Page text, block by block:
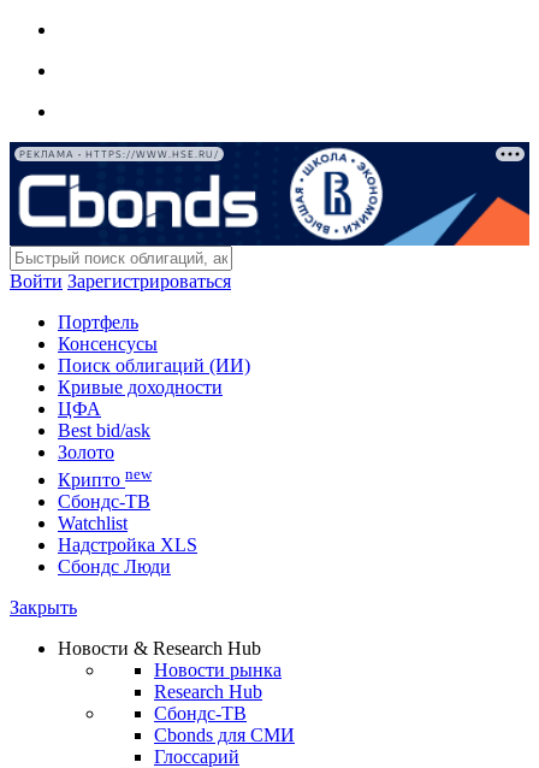
РЕКЛАМА • HTTPS://WWW.HSE.RU/
Войти Зарегистрироваться
Портфель
Консенсусы
Поиск облигаций (ИИ)
Кривые доходности
ЦФА
Best bid/ask
Золото
Крипто new
Сбондс-ТВ
Watchlist
Надстройка XLS
Сбондс Люди
Закрыть
Новости & Research Hub
Новости рынка
Research Hub
Сбондс-ТВ
Cbonds для СМИ
Глоссарий